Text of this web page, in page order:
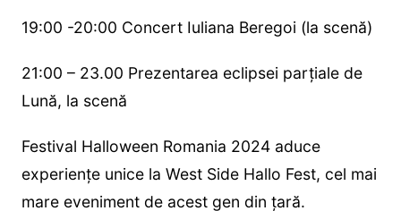
19:00 -20:00 Concert Iuliana Beregoi (la scenă)
21:00 – 23.00 Prezentarea eclipsei parțiale de
Lună, la scenă
Festival Halloween Romania 2024 aduce
experiențe unice la West Side Hallo Fest, cel mai
mare eveniment de acest gen din țară.